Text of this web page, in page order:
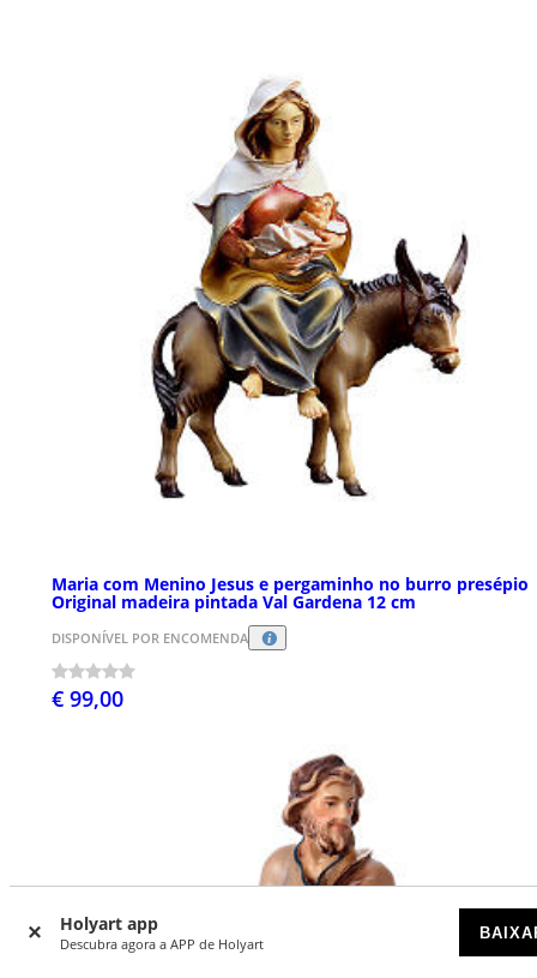
Holyart app
Descubra agora a APP de Holyart
Maria com Menino Jesus e pergaminho no burro presépio
Original madeira pintada Val Gardena 12 cm
DISPONÍVEL POR ENCOMENDA
€ 99,00